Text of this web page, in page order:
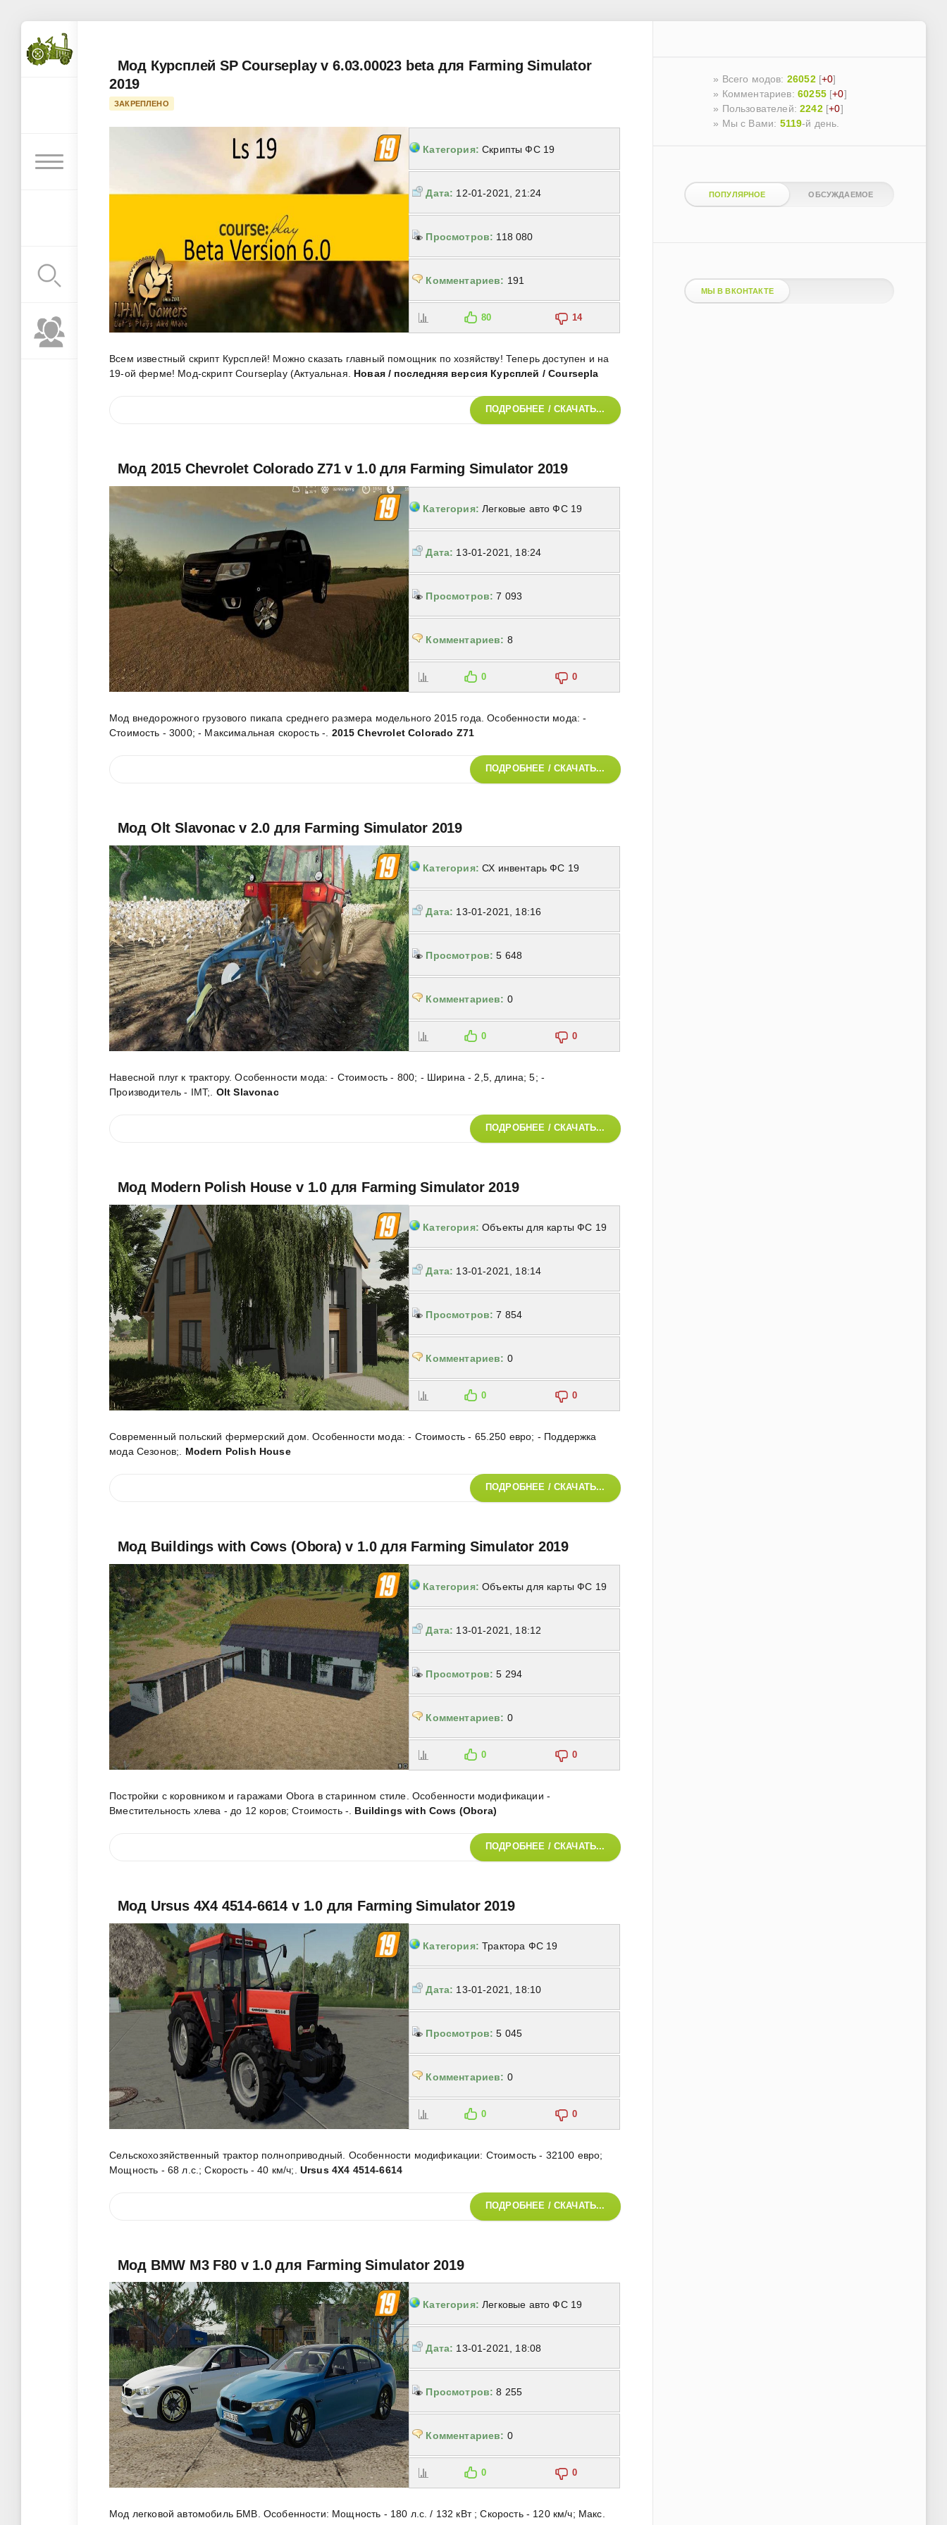
Мод Курсплей SP Courseplay v 6.03.00023 beta для Farming Simulator
2019
ЗАКРЕПЛЕНО
Категория: Скрипты ФС 19
Дата: 12-01-2021, 21:24
Просмотров: 118 080
Комментариев: 191
80 14
Всем известный скрипт Курсплей! Можно сказать главный помощник по хозяйству! Теперь доступен и на
19-ой ферме! Мод-скрипт Courseplay (Актуальная. Новая / последняя версия Курсплей / Coursepla
ПОДРОБНЕЕ / СКАЧАТЬ...
Мод 2015 Chevrolet Colorado Z71 v 1.0 для Farming Simulator 2019
Категория: Легковые авто ФС 19
Дата: 13-01-2021, 18:24
Просмотров: 7 093
Комментариев: 8
0 0
Мод внедорожного грузового пикапа среднего размера модельного 2015 года. Особенности мода: -
Стоимость - 3000; - Максимальная скорость -. 2015 Chevrolet Colorado Z71
ПОДРОБНЕЕ / СКАЧАТЬ...
Мод Olt Slavonac v 2.0 для Farming Simulator 2019
Категория: СХ инвентарь ФС 19
Дата: 13-01-2021, 18:16
Просмотров: 5 648
Комментариев: 0
0 0
Навесной плуг к трактору. Особенности мода: - Стоимость - 800; - Ширина - 2,5, длина; 5; -
Производитель - IMT;
Olt Slavonac
ПОДРОБНЕЕ / СКАЧАТЬ...
Мод Modern Polish House v 1.0 для Farming Simulator 2019
Категория: Объекты для карты ФС 19
Дата: 13-01-2021, 18:14
Просмотров: 7 854
Комментариев: 0
0 0
Современный польский фермерский дом. Особенности мода: - Стоимость - 65.250 евро; - Поддержка
мода Сезонов;
Modern Polish House
ПОДРОБНЕЕ / СКАЧАТЬ...
Мод Buildings with Cows (Obora) v 1.0 для Farming Simulator 2019
Категория: Объекты для карты ФС 19
Дата: 13-01-2021, 18:12
Просмотров: 5 294
Комментариев: 0
0 0
Постройки с коровником и гаражами Obora в старинном стиле. Особенности модификации -
Вместительность хлева - до 12 коров; Стоимость -
Buildings with Cows (Obora)
ПОДРОБНЕЕ / СКАЧАТЬ...
Мод Ursus 4X4 4514-6614 v 1.0 для Farming Simulator 2019
Категория: Трактора ФС 19
Дата: 13-01-2021, 18:10
Просмотров: 5 045
Комментариев: 0
0 0
Сельскохозяйственный трактор полноприводный. Особенности модификации: Стоимость - 32100 евро;
Мощность - 68 л.с.; Скорость - 40 км/ч;
Ursus 4X4 4514-6614
ПОДРОБНЕЕ / СКАЧАТЬ...
Мод BMW M3 F80 v 1.0 для Farming Simulator 2019
Категория: Легковые авто ФС 19
Дата: 13-01-2021, 18:08
Просмотров: 8 255
Комментариев: 0
0 0
Мод легковой автомобиль БМВ. Особенности: Мощность - 180 л.с. / 132 кВт ; Скорость - 120 км/ч; Макс.
» Всего модов: 26052[+0]
» Комментариев: 60255[+0]
» Пользователей:2242[+0]
» Мы с Вами: 5119-й день.
ПОПУЛЯРНОЕ ОБСУЖДАЕМОЕ
МЫ В ВКОНТАКТЕ